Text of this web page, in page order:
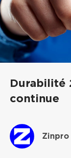
Durabilité
continue
Zinpro